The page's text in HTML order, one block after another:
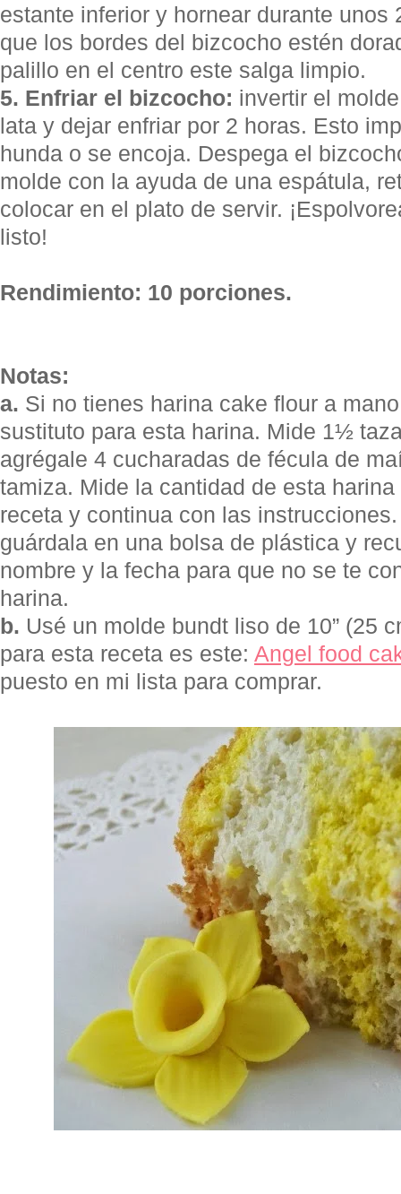
estante inferior y hornear durante unos
que los bordes del bizcocho estén
palillo en el centro este salga limpio.
5. Enfriar el bizcocho: invertir el
lata y dejar enfriar por 2 horas. Esto
hunda o se encoja. Despega el
molde con la ayuda de una espátula,
colocar en el plato de servir.
listo!
Rendimiento: 10 porciones.
Notas:
a. Si no tienes harina cake flour a
sustituto para esta harina. Mide 1½
agrégale 4 cucharadas de fécula de
tamiza. Mide la cantidad de esta
receta y continua con las
guárdala en una bolsa de plástica y
nombre y la fecha para que no se te
harina.
b. Usé un molde bundt liso de 10” (25
para esta receta es este: Angel food
puesto en mi lista para comprar.